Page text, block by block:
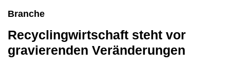
Branche
Recyclingwirtschaft steht vor
gravierenden Veränderungen